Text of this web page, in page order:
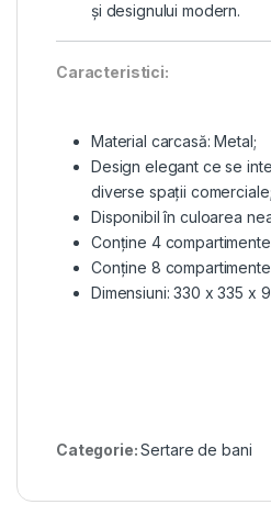
și designului modern.
Caracteristici:
Material carcasă: Metal;
Design elegant ce se
diverse spații comerciale;
Disponibil în culoarea
Conține 4
Conține 8
Dimensiuni: 330 x 335 x
Categorie:Sertare de bani